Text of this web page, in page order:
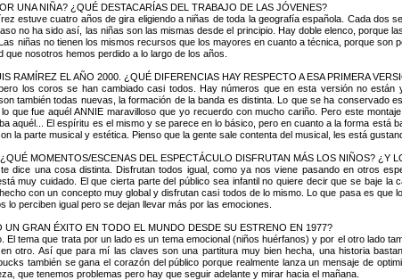
UNA NIÑA? ¿QUÉ DESTACARÍAS DEL TRABAJO DE LAS JÓVENES?
estuve cuatro años de gira eligiendo a niñas de toda la geografía española. Cada dos
no ha sido así, las niñas son las mismas desde el principio. Hay doble elenco, porque
niñas no tienen los mismos recursos que los mayores en cuanto a técnica, porque son
nosotros hemos perdido a lo largo de los años.
RAMÍREZ EL AÑO 2000. ¿QUÉ DIFERENCIAS HAY RESPECTO A ESA PRIMERA
los coros se han cambiado casi todos. Hay números que en esta versión no están
también todas nuevas, la formación de la banda es distinta. Lo que se ha conservado
que fue aquél ANNIE maravilloso que yo recuerdo con mucho cariño. Pero este
El espíritu es el mismo y se parece en lo básico, pero en cuanto a la forma está
la parte musical y estética. Pienso que la gente sale contenta del musical, les está
MOMENTOS/ESCENAS DEL ESPECTÁCULO DISFRUTAN MÁS LOS NIÑOS? ¿Y
una cosa distinta. Disfrutan todos igual, como ya nos viene pasando en otros
muy cuidado. El que cierta parte del público sea infantil no quiere decir que se baje la
con un concepto muy global y disfrutan casi todos de lo mismo. Lo que pasa es que
perciben igual pero se dejan llevar más por las emociones.
UN GRAN ÉXITO EN TODO EL MUNDO DESDE SU ESTRENO EN 1977?
tema que trata por un lado es un tema emocional (niños huérfanos) y por el otro lado
otro. Así que para mí las claves son una partitura muy bien hecha, una historia
también se gana el corazón del público porque realmente lanza un mensaje de
que tenemos problemas pero hay que seguir adelante y mirar hacia el mañana.